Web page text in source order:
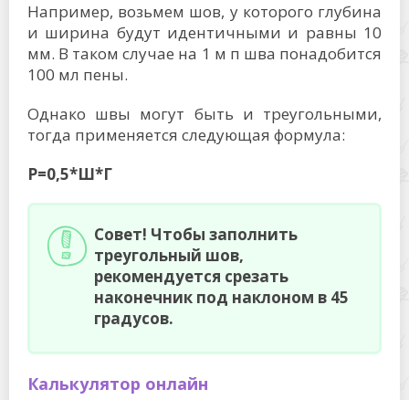
Например, возьмем шов, у которого глубина
и ширина будут идентичными и равны 10
мм. В таком случае на 1 м п шва понадобится
100 мл пены.
Однако швы могут быть и треугольными,
тогда применяется следующая формула:
Р=0,5*Ш*Г
Совет! Чтобы заполнить
треугольный шов,
рекомендуется срезать
наконечник под наклоном в 45
градусов.
Калькулятор онлайн